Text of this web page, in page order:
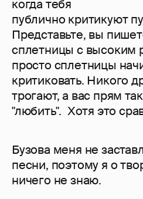
когда тебя
публично критикуют
Представьте, вы
сплетницы с высоким
просто сплетницы
критиковать. Никого
трогают, а вас прям
"любить". Хотя это
Бузова меня не
песни, поэтому я о
ничего не знаю.